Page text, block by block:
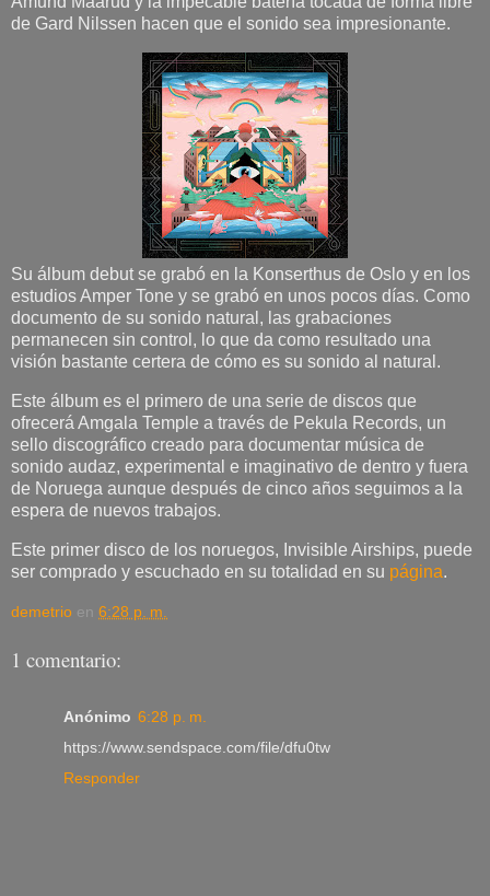
de Gard Nilssen hacen que el sonido sea impresionante.
Su álbum debut se grabó en la Konserthus de Oslo y en los
estudios Amper Tone y se grabó en unos pocos días. Como
documento de su sonido natural, las grabaciones
permanecen sin control, lo que da como resultado una
visión bastante certera de cómo es su sonido al natural.
Este álbum es el primero de una serie de discos que
ofrecerá Amgala Temple a través de Pekula Records, un
sello discográfico creado para documentar música de
sonido audaz, experimental e imaginativo de dentro y fuera
de Noruega aunque después de cinco años seguimos a la
espera de nuevos trabajos.
Este primer disco de los noruegos, Invisible Airships, puede
ser comprado y escuchado en su totalidad en su página.
demetrio en 6:28 p. m.
1 comentario:
Anónimo 6:28 p. m.
https://www.sendspace.com/file/dfu0tw
Responder